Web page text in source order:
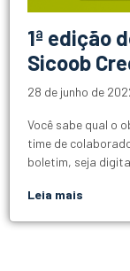
1ª edição
Sicoob
28 de junho de
Você sabe qual o
time de
boletim, seja
Leia mais